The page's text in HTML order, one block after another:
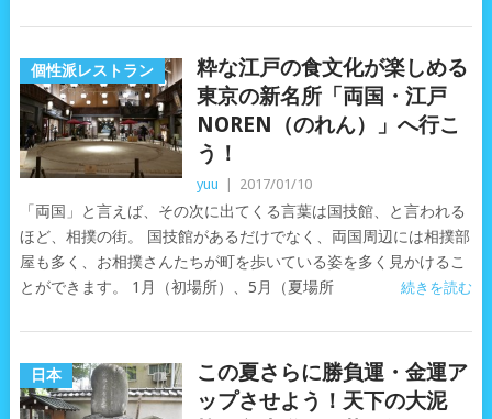
個性派レストラン
粋な江戸の食文化が楽しめる
東京の新名所「両国・江戸
NOREN（のれん）」へ行こ
う！
yuu 2017/01/10
「両国」と言えば、その次に出てくる言葉は国技館、と言われる
ほど、相撲の街。 国技館があるだけでなく、両国周辺には相撲部
屋も多く、お相撲さんたちが町を歩いている姿を多く見かけるこ
とができます。 1月（初場所）、5月（夏場所
続きを読む
日本
この夏さらに勝負運・金運ア
ップさせよう！天下の大泥